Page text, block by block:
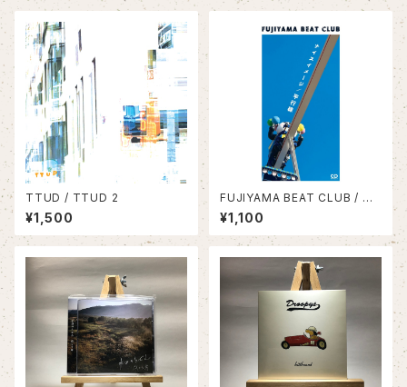
TTUD / TTUD 2
¥1,500
FUJIYAMA BEAT CLUB / ナ
イスイメージ/平行線
¥1,100